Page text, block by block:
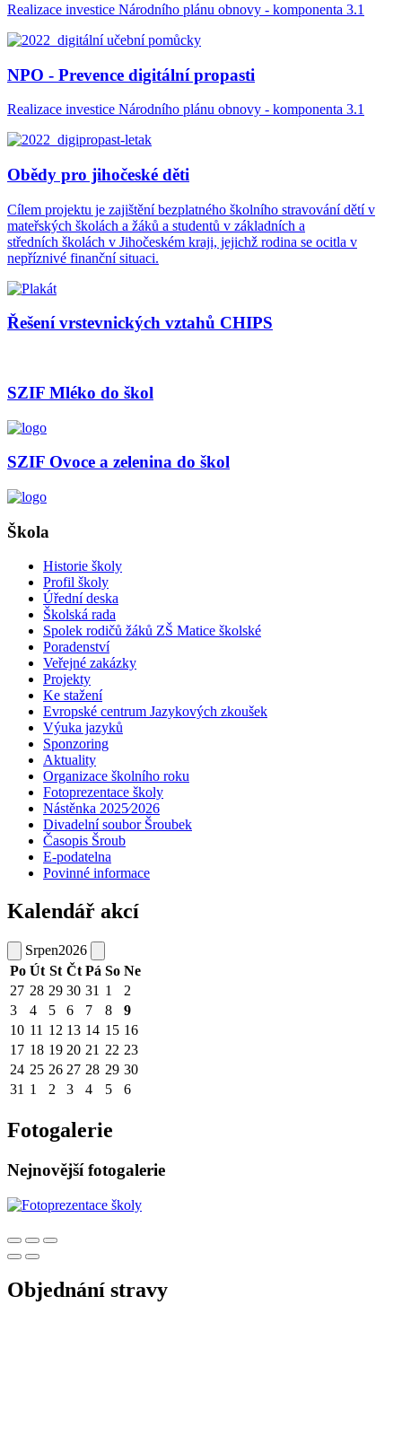
Realizace investice Národního plánu obnovy - komponenta 3.1
NPO - Prevence digitální propasti
Realizace investice Národního plánu obnovy - komponenta 3.1
Obědy pro jihočeské děti
Cílem projektu je zajištění bezplatného školního stravování dětí v
mateřských školách a žáků a studentů v základních a
středních školách v Jihočeském kraji, jejichž rodina se ocitla v
nepříznivé finanční situaci.
Řešení vrstevnických vztahů CHIPS
SZIF Mléko do škol
SZIF Ovoce a zelenina do škol
Škola
Historie školy
Profil školy
Úřední deska
Školská rada
Spolek rodičů žáků ZŠ Matice školské
Poradenství
Veřejné zakázky
Projekty
Ke stažení
Evropské centrum Jazykových zkoušek
Výuka jazyků
Sponzoring
Aktuality
Organizace školního roku
Fotoprezentace školy
Nástěnka 2025⁄2026
Divadelní soubor Šroubek
Časopis Šroub
E-podatelna
Povinné informace
Kalendář akcí
Srpen2026
Po Út St Čt Pá So Ne
27 28 29 30 31 1
2
3
4 5 6 7 8
9
10 11 12 13 14 15 16
17 18 19 20 21 22 23
24 25 26 27 28 29 30
31 1 2 3 4 5 6
Fotogalerie
Nejnovější fotogalerie
Objednání stravy